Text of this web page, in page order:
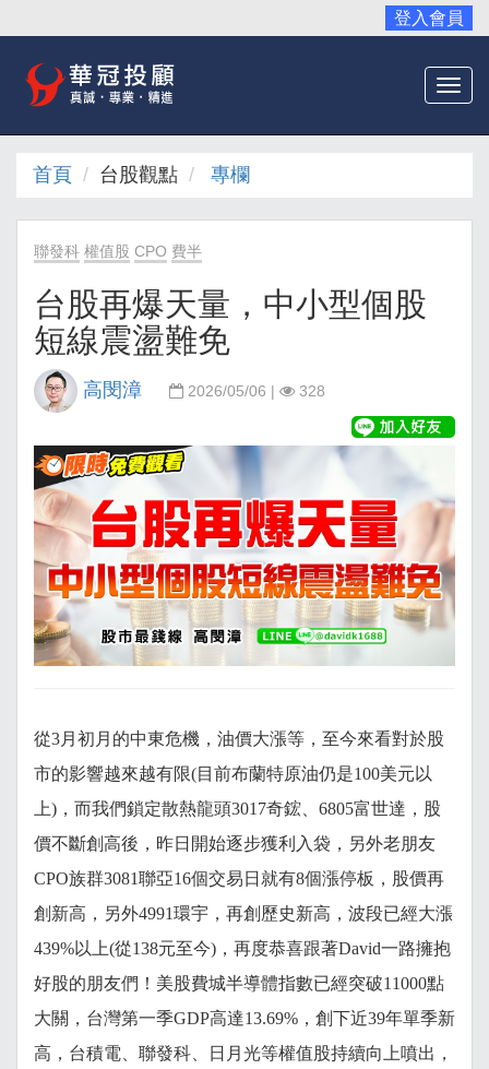
登入會員
首頁 台股觀點 專欄
聯發科 權值股 CPO 費半
台股再爆天量，中小型個股
短線震盪難免
高閔漳 2026/05/06 | 328
從3月初月的中東危機，油價大漲等，至今來看對於股
市的影響越來越有限(目前布蘭特原油仍是100美元以
上)，而我們鎖定散熱龍頭3017奇鋐、6805富世達，股
價不斷創高後，昨日開始逐步獲利入袋，另外老朋友
CPO族群3081聯亞16個交易日就有8個漲停板，股價再
創新高，另外4991環宇，再創歷史新高，波段已經大漲
439%以上(從138元至今)，再度恭喜跟著David一路擁抱
好股的朋友們！美股費城半導體指數已經突破11000點
大關，台灣第一季GDP高達13.69%，創下近39年單季新
高，台積電、聯發科、日月光等權值股持續向上噴出，